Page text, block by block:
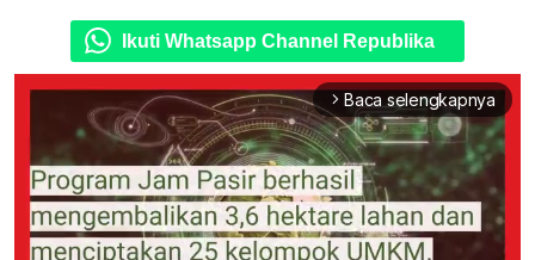
Ikuti Whatsapp Channel Republika
arrow_forward_ios Baca selengkapnya